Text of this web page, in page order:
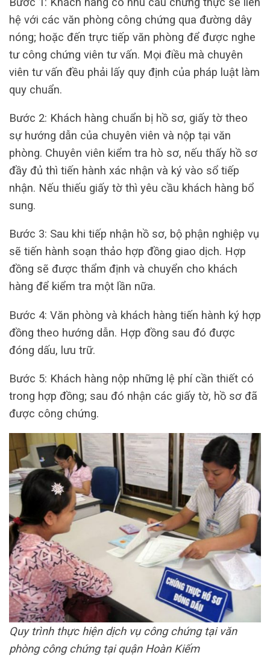
hệ với các văn phòng công chứng qua đường dây
nóng; hoặc đến trực tiếp văn phòng để được nghe
tư công chứng viên tư vấn. Mọi điều mà chuyên
viên tư vấn đều phải lấy quy định của pháp luật làm
quy chuẩn.
Bước 2: Khách hàng chuẩn bị hồ sơ, giấy tờ theo
sự hướng dẫn của chuyên viên và nộp tại văn
phòng. Chuyên viên kiểm tra hò sơ, nếu thấy hồ sơ
đầy đủ thì tiến hành xác nhận và ký vào sổ tiếp
nhận. Nếu thiếu giấy tờ thì yêu cầu khách hàng bổ
sung.
Bước 3: Sau khi tiếp nhận hồ sơ, bộ phận nghiệp vụ
sẽ tiến hành soạn thảo hợp đồng giao dịch. Hợp
đồng sẽ được thẩm định và chuyển cho khách
hàng để kiểm tra một lần nữa.
Bước 4: Văn phòng và khách hàng tiến hành ký hợp
đồng theo hướng dẫn. Hợp đồng sau đó được
đóng dấu, lưu trữ.
Bước 5: Khách hàng nộp những lệ phí cần thiết có
trong hợp đồng; sau đó nhận các giấy tờ, hồ sơ đã
được công chứng.
Quy trình thực hiện dịch vụ công chứng tại văn
phòng công chứng tại quận Hoàn Kiếm